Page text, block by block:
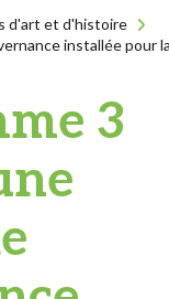
d'art et d'histoire
installée pour
3